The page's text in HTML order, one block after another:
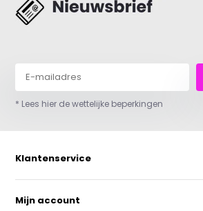
* Lees hier de wettelijke beperkingen
Klantenservice
Mijn account